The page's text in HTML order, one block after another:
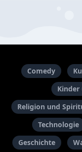
Comedy
Kinder
Religion und
Technologie
Geschichte